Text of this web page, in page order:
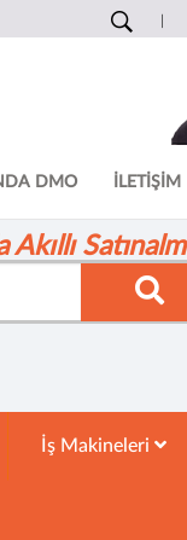
DMO İLETİŞİM
Akıllı
İş Makineleri